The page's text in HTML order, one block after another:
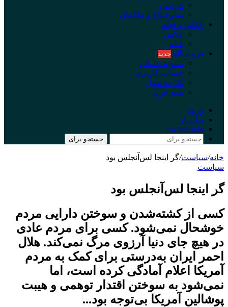
فردیس
ساوجبلاغ و طالقان
عکس و فیلم
عکس
فیلم
فروشگاه جدید
تسویه حساب
حساب کاربری
تک محصول
سبد خرید
ورود
سایدبار
Switch skin
جستجو برای
خانه/سیاست/گر اینجا لس‌آنجلس بود
سیاست
گر اینجا لس‌آنجلس بود
کسی از کشته‌شدن و سوختن دارایی مردم
خوشحال نمی‌شود. کسی برای مردم عادی
در هیچ ‌جای دنیا آرزوی مرگ نمی‌کند. هلال
احمر ایران به‌درستی برای کمک به مردم
آمریکا اعلام آمادگی کرده است، اما
نمی‌شود به سوختن اقتدار توهمی و هیبت
پوشالین آمریکا بی‌توجه بود...